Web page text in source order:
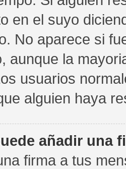
en el suyo
No aparece si
aunque la
usuarios
alguien haya
añadir una
firma a tus